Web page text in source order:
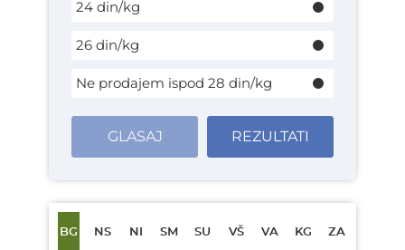
24 din/kg
26 din/kg
Ne prodajem ispod 28 din/kg
GLASAJ REZULTATI
BG NS NI SM SU VŠ VA KG ZA